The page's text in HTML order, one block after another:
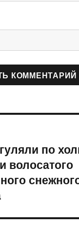
по
волосатого